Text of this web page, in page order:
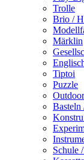
Trolle
Brio /
Märklin
Tiptoi
Puzzle
Basteln
Schule